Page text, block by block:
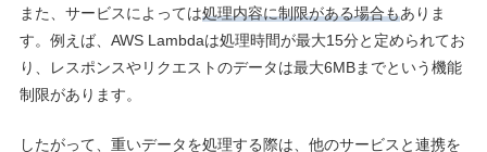
また、サービスによっては処理内容に制限がある場合もありま
す。例えば、AWS Lambdaは処理時間が最大15分と定められてお
り、レスポンスやリクエストのデータは最大6MBまでという機能
制限があります。
したがって、重いデータを処理する際は、他のサービスと連携を